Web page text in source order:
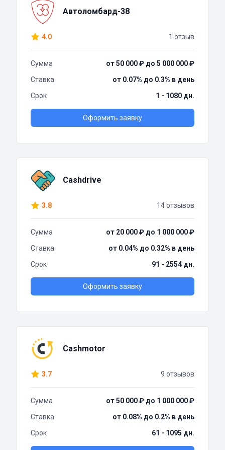
Автоломбард-38
4.0 1 отзыв
Сумма
от 50 000 ₽ до 5 000 000 ₽
Ставка
от 0.07% до 0.3% в день
Срок
1 - 1080 дн.
Оформить заявку
Cashdrive
3.8 14 отзывов
Сумма
от 20 000 ₽ до 1 000 000 ₽
Ставка
от 0.04% до 0.32% в день
Срок
91 - 2554 дн.
Оформить заявку
Cashmotor
3.7 9 отзывов
Сумма
от 50 000 ₽ до 1 000 000 ₽
Ставка
от 0.08% до 0.2% в день
Срок
61 - 1095 дн.